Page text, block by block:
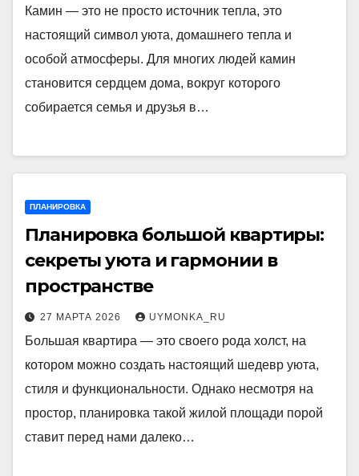
Камин — это не просто источник тепла, это
настоящий символ уюта, домашнего тепла и
особой атмосферы. Для многих людей камин
становится сердцем дома, вокруг которого
собирается семья и друзья в…
ПЛАНИРОВКА
Планировка большой квартиры:
секреты уюта и гармонии в
пространстве
27 МАРТА 2026 UYMONKA_RU
Большая квартира — это своего рода холст, на
котором можно создать настоящий шедевр уюта,
стиля и функциональности. Однако несмотря на
простор, планировка такой жилой площади порой
ставит перед нами далеко…